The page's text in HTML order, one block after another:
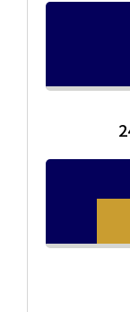
お品物をつめ
方や、荷物が
当店の査定員
まとめて売り